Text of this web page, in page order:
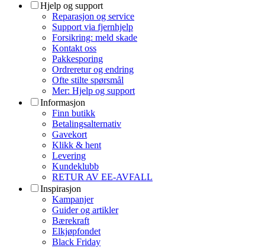
Hjelp og support
Reparasjon og service
Support via fjernhjelp
Forsikring: meld skade
Kontakt oss
Pakkesporing
Ordreretur og endring
Ofte stilte spørsmål
Mer: Hjelp og support
Informasjon
Finn butikk
Betalingsalternativ
Gavekort
Klikk & hent
Levering
Kundeklubb
RETUR AV EE-AVFALL
Inspirasjon
Kampanjer
Guider og artikler
Bærekraft
Elkjøpfondet
Black Friday